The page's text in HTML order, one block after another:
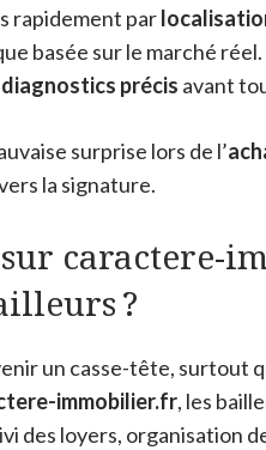
rapidement par
basée sur le marché réel.
diagnostics précis avant
surprise lors de l’
la signature.
caractere-
?
un casse-tête, surtout
immobilier.fr, les
des loyers, organisation